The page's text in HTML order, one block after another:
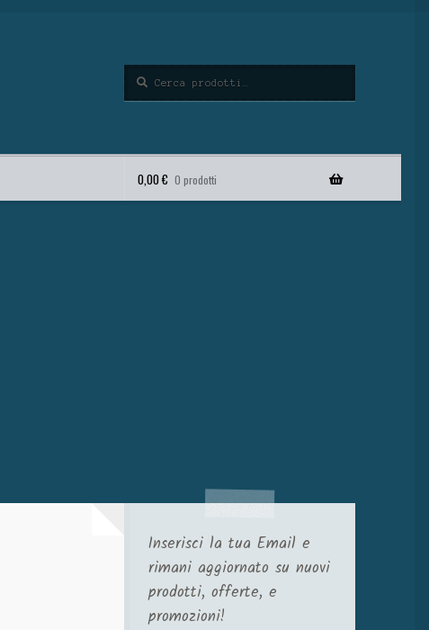
0,00€ 0 prodotti
Inserisci la tua Email e
rimani aggiornato su nuovi
prodotti, offerte, e
promozioni!